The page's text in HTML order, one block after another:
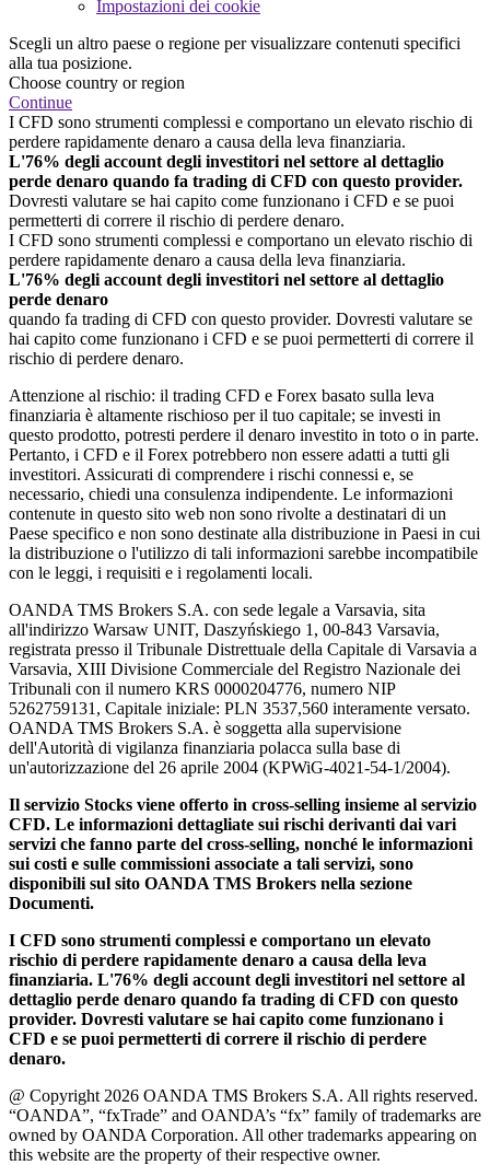
Impostazioni dei cookie
Scegli un altro paese o regione per visualizzare contenuti specifici
alla tua posizione.
Choose country or region
Continue
I CFD sono strumenti complessi e comportano un elevato rischio di
perdere rapidamente denaro a causa della leva finanziaria.
L'76% degli account degli investitori nel settore al dettaglio
perde denaro quando fa trading di CFD con questo provider.
Dovresti valutare se hai capito come funzionano i CFD e se puoi
permetterti di correre il rischio di perdere denaro.
I CFD sono strumenti complessi e comportano un elevato rischio di
perdere rapidamente denaro a causa della leva finanziaria.
L'76% degli account degli investitori nel settore al dettaglio
perde denaro
quando fa trading di CFD con questo provider. Dovresti valutare se
hai capito come funzionano i CFD e se puoi permetterti di correre il
rischio di perdere denaro.
Attenzione al rischio: il trading CFD e Forex basato sulla leva
finanziaria è altamente rischioso per il tuo capitale; se investi in
questo prodotto, potresti perdere il denaro investito in toto o in parte.
Pertanto, i CFD e il Forex potrebbero non essere adatti a tutti gli
investitori. Assicurati di comprendere i rischi connessi e, se
necessario, chiedi una consulenza indipendente. Le informazioni
contenute in questo sito web non sono rivolte a destinatari di un
Paese specifico e non sono destinate alla distribuzione in Paesi in cui
la distribuzione o l'utilizzo di tali informazioni sarebbe incompatibile
con le leggi, i requisiti e i regolamenti locali.
OANDA TMS Brokers S.A. con sede legale a Varsavia, sita
all'indirizzo Warsaw UNIT, Daszyńskiego 1, 00-843 Varsavia,
registrata presso il Tribunale Distrettuale della Capitale di Varsavia a
Varsavia, XIII Divisione Commerciale del Registro Nazionale dei
Tribunali con il numero KRS 0000204776, numero NIP
5262759131, Capitale iniziale: PLN 3537,560 interamente versato.
OANDA TMS Brokers S.A. è soggetta alla supervisione
dell'Autorità di vigilanza finanziaria polacca sulla base di
un'autorizzazione del 26 aprile 2004 (KPWiG-4021-54-1/2004).
Il servizio Stocks viene offerto in cross-selling insieme al servizio
CFD. Le informazioni dettagliate sui rischi derivanti dai vari
servizi che fanno parte del cross-selling, nonché le informazioni
sui costi e sulle commissioni associate a tali servizi, sono
disponibili sul sito OANDA TMS Brokers nella sezione
Documenti.
I CFD sono strumenti complessi e comportano un elevato
rischio di perdere rapidamente denaro a causa della leva
finanziaria. L'76% degli account degli investitori nel settore al
dettaglio perde denaro quando fa trading di CFD con questo
provider. Dovresti valutare se hai capito come funzionano i
CFD e se puoi permetterti di correre il rischio di perdere
denaro.
@ Copyright 2026 OANDA TMS Brokers S.A. All rights reserved.
“OANDA”, “fxTrade” and OANDA’s “fx” family of trademarks are
owned by OANDA Corporation. All other trademarks appearing on
this website are the property of their respective owner.